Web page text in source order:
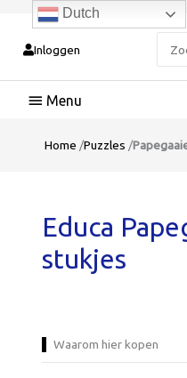
Inloggen
naar:
Hoofdmenu
Home /Puzzles /
Educa
stukjes
Waarom hier kopen
Dutch